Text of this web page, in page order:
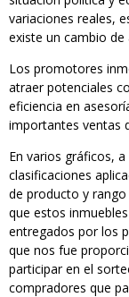
variaciones reales,
existe un cambio de
Los promotores
atraer potenciales
eficiencia en
importantes ventas
En varios gráficos,
clasificaciones
de producto y
que estos
entregados por los
que nos fue
participar en el
compradores que